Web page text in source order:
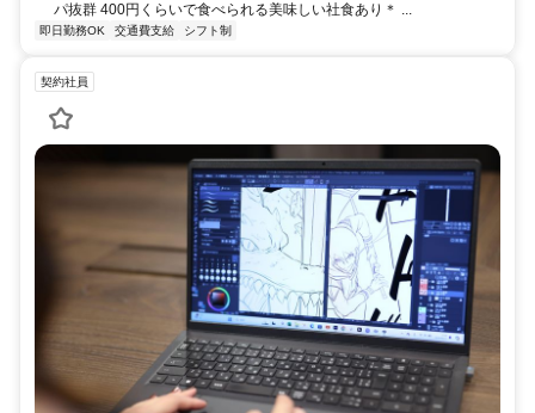
パ抜群 400円くらいで食べられる美味しい社食あり＊ ...
即日勤務OK 交通費支給 シフト制
契約社員